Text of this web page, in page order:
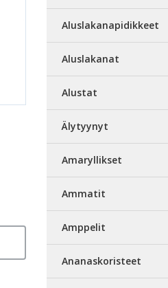
Aluslakanapidikkeet
Aluslakanat
Alustat
Älytyynyt
Amaryllikset
Ammatit
Amppelit
Ananaskoristeet